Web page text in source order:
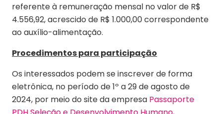
referente à remuneração mensal no valor de R$
4.556,92, acrescido de R$ 1.000,00 correspondente
ao auxílio-alimentação.
Procedimentos para participação
Os interessados podem se inscrever de forma
eletrônica, no período de 1º a 29 de agosto de
2024, por meio do site da empresa Passaporte